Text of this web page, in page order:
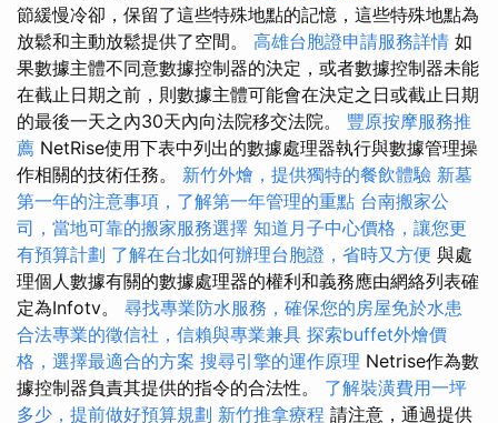
節緩慢冷卻，保留了這些特殊地點的記憶，這些特殊地點為
放鬆和主動放鬆提供了空間。 高雄台胞證申請服務詳情 如
果數據主體不同意數據控制器的決定，或者數據控制器未能
在截止日期之前，則數據主體可能會在決定之日或截止日期
的最後一天之內30天內向法院移交法院。 豐原按摩服務推
薦 NetRise使用下表中列出的數據處理器執行與數據管理操
作相關的技術任務。 新竹外燴，提供獨特的餐飲體驗 新墓
第一年的注意事項，了解第一年管理的重點 台南搬家公
司，當地可靠的搬家服務選擇 知道月子中心價格，讓您更
有預算計劃 了解在台北如何辦理台胞證，省時又方便 與處
理個人數據有關的數據處理器的權利和義務應由網絡列表確
定為Infotv。 尋找專業防水服務，確保您的房屋免於水患
合法專業的徵信社，信賴與專業兼具 探索buffet外燴價
格，選擇最適合的方案 搜尋引擎的運作原理 Netrise作為數
據控制器負責其提供的指令的合法性。 了解裝潢費用一坪
多少，提前做好預算規劃 新竹推拿療程 請注意，通過提供